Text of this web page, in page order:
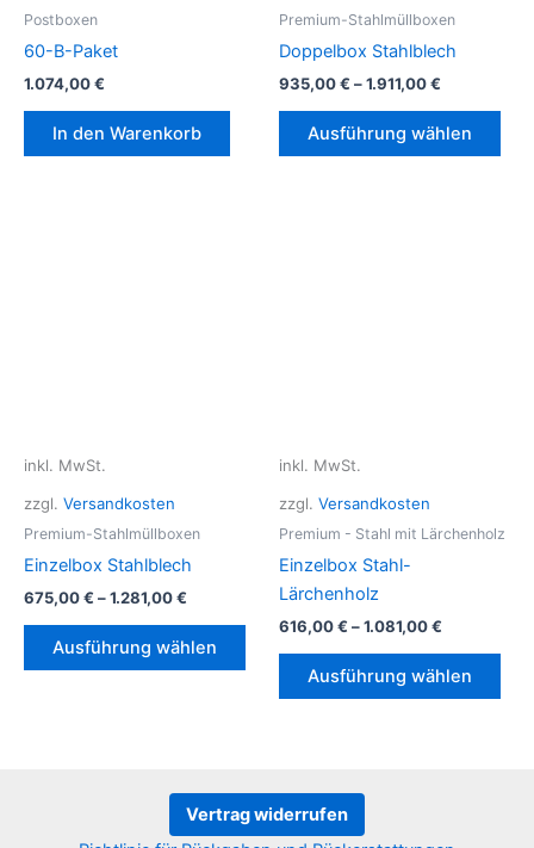
Postboxen
60-B-Paket
1.074,00€
In den Warenkorb
Premium-Stahlmüllboxen
Doppelbox Stahlblech
935,00€ –1.911,00€
Ausführung wählen
inkl. MwSt.
zzgl. Versandkosten
Premium-Stahlmüllboxen
Einzelbox Stahlblech
675,00€ –1.281,00€
Ausführung wählen
Dieses
Produkt
Optionen
inkl. MwSt.
zzgl. Versandkosten
Premium - Stahl mit Lärchenholz
Einzelbox Stahl-
Lärchenholz
616,00€ –1.081,00€
Ausführung wählen
Vertrag widerrufen